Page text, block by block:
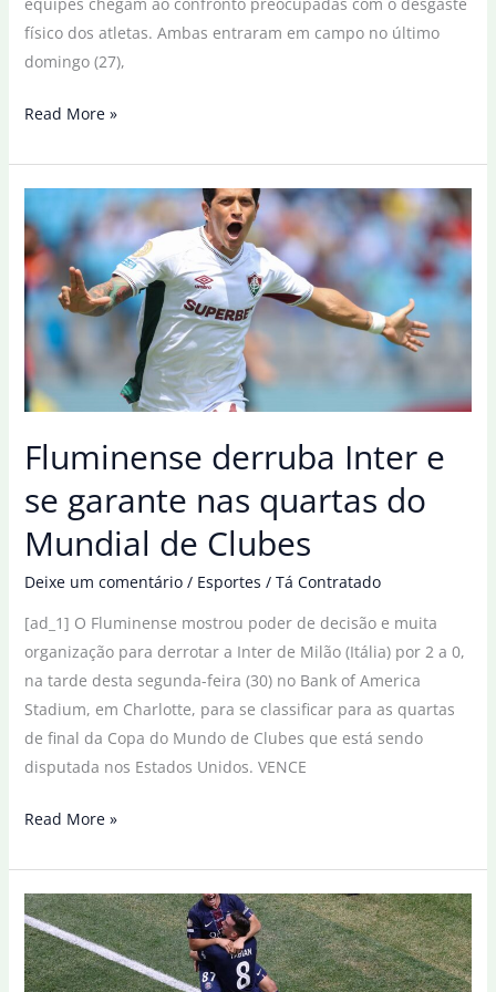
físico dos atletas. Ambas entraram em campo no último
domingo (27),
Copa
Brasil:
Inter
recebe
Fluminense
em
1º
jogo
da
oitavas
final
Read More »
Fluminense derruba Inter e
se garante nas quartas do
Mundial de Clubes
Deixe um comentário / Esportes / Tá Contratado
[ad_1] O Fluminense mostrou poder de decisão e muita
organização para derrotar a Inter de Milão (Itália) por 2 a 0,
na tarde desta segunda-feira (30) no Bank of America
Stadium, em Charlotte, para se classificar para as quartas
de final da Copa do Mundo de Clubes que está sendo
disputada nos Estados Unidos. VENCE
Fluminense
Inter
e
se
garante
Read More »